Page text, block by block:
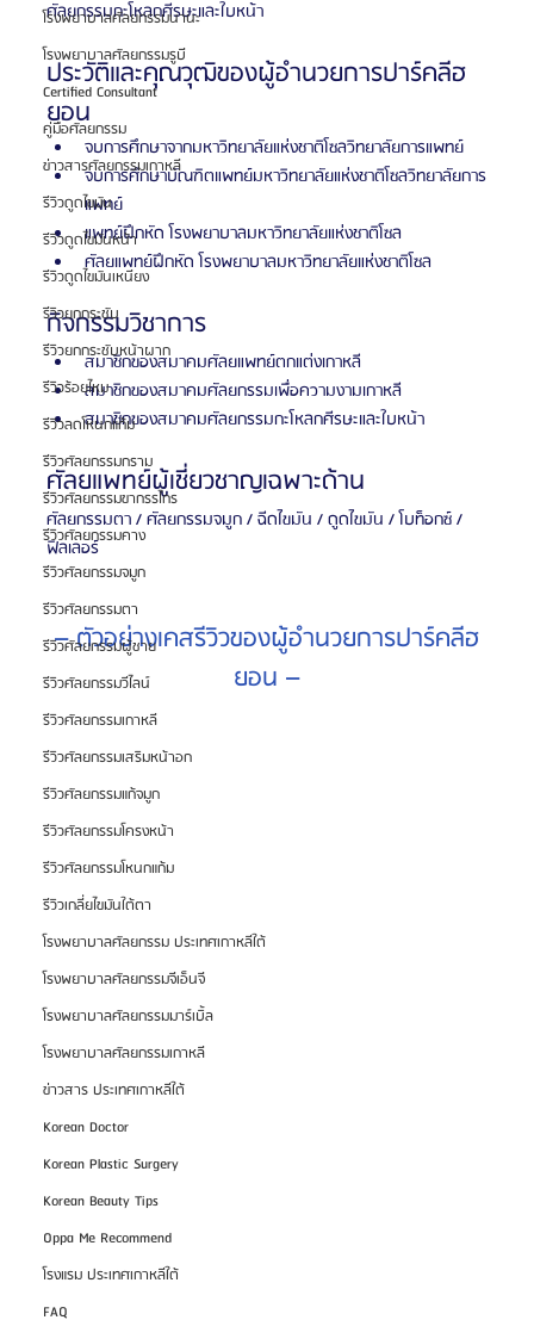
โรงพยาบาลศัลยกรรมนานะ
โรงพยาบาลศัลยกรรมรูบี
Certified Consultant
คู่มือศัลยกรรม
ข่าวสารศัลยกรรมเกาหลี
รีวิวดูดไขมัน
รีวิวดูดไขมันหน้า
รีวิวดูดไขมันเหนียง
รีวิวยกกระชับ
รีวิวยกกระชับหน้าผาก
รีวิวร้อยไหม
รีวิวลดโหนกแก้ม
รีวิวศัลยกรรมกราม
รีวิวศัลยกรรมขากรรไกร
รีวิวศัลยกรรมคาง
รีวิวศัลยกรรมจมูก
รีวิวศัลยกรรมตา
รีวิวศัลยกรรมผู้ชาย
รีวิวศัลยกรรมวีไลน์
รีวิวศัลยกรรมเกาหลี
รีวิวศัลยกรรมเสริมหน้าอก
รีวิวศัลยกรรมแก้จมูก
รีวิวศัลยกรรมโครงหน้า
รีวิวศัลยกรรมโหนกแก้ม
รีวิวเกลี่ยไขมันใต้ตา
โรงพยาบาลศัลยกรรม ประเทศเกาหลีใต้
โรงพยาบาลศัลยกรรมจีเอ็นจี
โรงพยาบาลศัลยกรรมมาร์เบิ้ล
โรงพยาบาลศัลยกรรมเกาหลี
ข่าวสาร ประเทศเกาหลีใต้
Korean Doctor
Korean Plastic Surgery
Korean Beauty Tips
Oppa Me Recommend
โรงแรม ประเทศเกาหลีใต้
FAQ
ศัลยกรรมกะโหลกศีรษะและใบหน้า
ประวัติและคุณวุฒิของผู้อำนวยการปาร์คลีฮ
ยอน
จบการศึกษาจากมหาวิทยาลัยแห่งชาติโซลวิทยาลัยการแพทย์
จบการศึกษาบัณฑิตแพทย์มหาวิทยาลัยแห่งชาติโซลวิทยาลัยการ
แพทย์
แพทย์ฝึกหัด โรงพยาบาลมหาวิทยาลัยแห่งชาติโซล
ศัลยแพทย์ฝึกหัด โรงพยาบาลมหาวิทยาลัยแห่งชาติโซล
กิจกรรมวิชาการ
สมาชิกของสมาคมศัลยแพทย์ตกแต่งเกาหลี
สมาชิกของสมาคมศัลยกรรมเพื่อความงามเกาหลี
สมาชิกของสมาคมศัลยกรรมกะโหลกศีรษะและใบหน้า
ศัลยแพทย์ผู้เชี่ยวชาญเฉพาะด้าน
ศัลยกรรมตา / ศัลยกรรมจมูก / ฉีดไขมัน / ดูดไขมัน / โบท็อกซ์ /
ฟิลเลอร์
– ตัวอย่างเคสรีวิวของผู้อำนวยการปาร์คลีฮ
ยอน –